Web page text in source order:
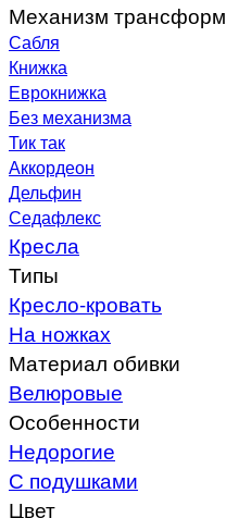
Механизм
Сабля
Книжка
Еврокнижка
Без механизма
Тик так
Аккордеон
Дельфин
Седафлекс
Кресла
Типы
Кресло-кровать
На ножках
Материал обивки
Велюровые
Особенности
Недорогие
С подушками
Цвет